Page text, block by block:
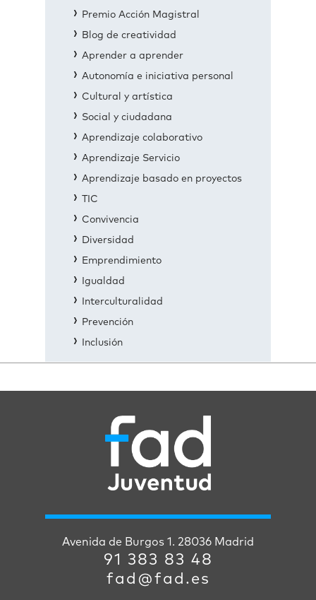
Premio Acción Magistral
Blog de creatividad
Aprender a aprender
Autonomía e iniciativa personal
Cultural y artística
Social y ciudadana
Aprendizaje colaborativo
Aprendizaje Servicio
Aprendizaje basado en proyectos
TIC
Convivencia
Diversidad
Emprendimiento
Igualdad
Interculturalidad
Prevención
Inclusión
Avenida de Burgos 1. 28036 Madrid
91 383 83 48
fad@fad.es